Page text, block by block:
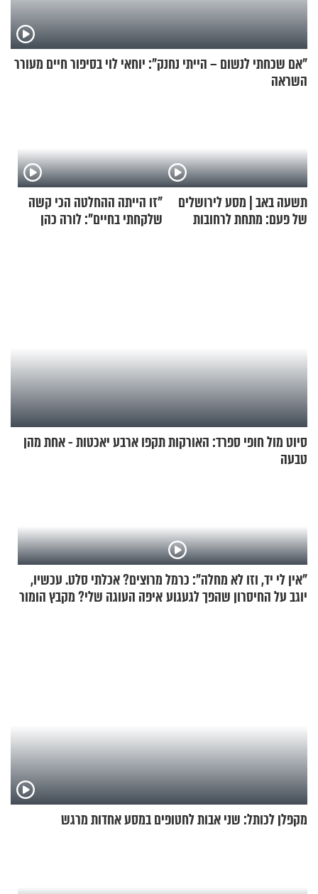
"אם שכחתי לנשום – הייתי נחנק": יוחאי לוי בסיפור חיים מעורר
השראה
תשעה באב | מסע לירושלים
של פעם: מתחת לרחובות
"זו הייתה ההחלטה הכי קשה
שלקחתי בחיים": לורה כהן
סיוט מול חופי ספרד: האורקות תקפו ארבע יאכטות - אחת מהן
טבעה
"אין לי יד, וזו לא מחלה": כרמל
יוגב על החיסרון שהפך לגעגוע
מרוצים? אכלתי סלט. עכשיו,
איפה העוגה שלי? מקבץ הומור
מקפלן לכותל: שני אבות לחטופים במסע אחדות מרגש